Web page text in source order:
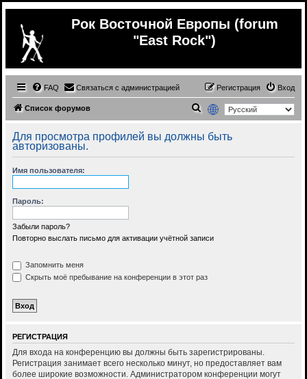
Рок Восточной Европы (forum
"East Rock")
FAQ Связаться с администрацией Вход
Регистрация
Список форумов
и
с
Для просмотра профилей вы должны быть
авторизованы.
Имя пользователя:
Пароль:
Забыли пароль?
Повторно выслать письмо для активации учётной записи
Запомнить меня
Скрыть моё пребывание на конференции в этот раз
РЕГИСТРАЦИЯ
Для входа на конференцию вы должны быть зарегистрированы.
Регистрация занимает всего несколько минут, но предоставляет вам
более широкие возможности. Администратором конференции могут